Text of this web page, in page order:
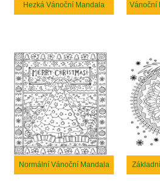
Hezká Vánoční Mandala
Normální Vánoční Mandala